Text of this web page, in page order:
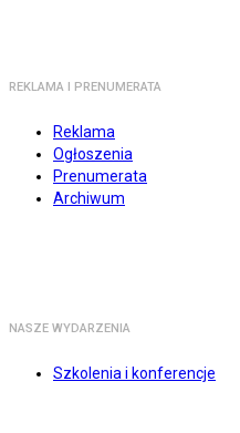
REKLAMA I PRENUMERATA
Reklama
Ogłoszenia
Prenumerata
Archiwum
NASZE WYDARZENIA
Szkolenia i konferencje